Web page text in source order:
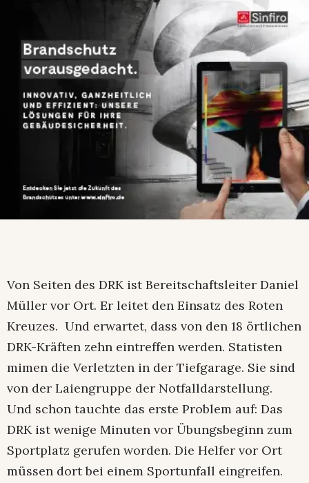
Von Seiten des DRK ist Bereitschaftsleiter Daniel
Müller vor Ort. Er leitet den Einsatz des Roten
Kreuzes. Und erwartet, dass von den 18 örtlichen
DRK-Kräften zehn eintreffen werden. Statisten
mimen die Verletzten in der Tiefgarage. Sie sind
von der Laiengruppe der Notfalldarstellung.
Und schon tauchte das erste Problem auf: Das
DRK ist wenige Minuten vor Übungsbeginn zum
Sportplatz gerufen worden. Die Helfer vor Ort
müssen dort bei einem Sportunfall eingreifen.